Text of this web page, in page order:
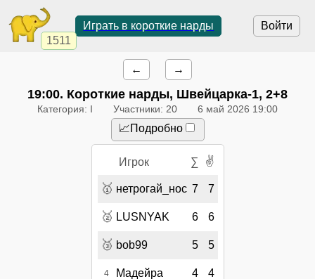
1511
Войти
Играть в короткие нарды
← →
19:00. Короткие нарды, Швейцарка-1, 2+8
Категория: I Участники: 20 6 май 2026 19:00
📈Подробно
Игрок ∑ ✌
🥇 нетрогай_нос 7 7
🥈 LUSNYAK 6 6
🥉 bob99 5 5
4 Мадейра 4 4